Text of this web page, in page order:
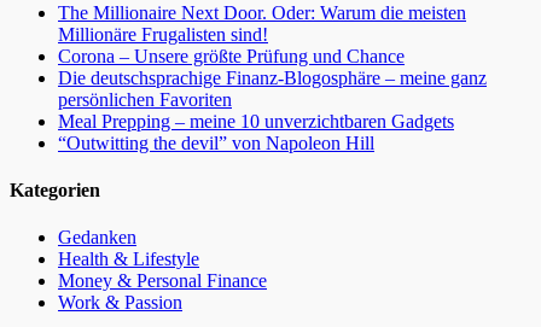
The Millionaire Next Door. Oder: Warum die meisten
Millionäre Frugalisten sind!
Corona – Unsere größte Prüfung und Chance
Die deutschsprachige Finanz-Blogosphäre – meine ganz
persönlichen Favoriten
Meal Prepping – meine 10 unverzichtbaren Gadgets
“Outwitting the devil” von Napoleon Hill
Kategorien
Gedanken
Health & Lifestyle
Money & Personal Finance
Work & Passion